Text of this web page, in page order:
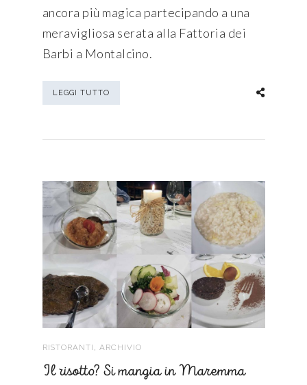
ancora più magica partecipando a una
meravigliosa serata alla Fattoria dei
Barbi a Montalcino.
LEGGI TUTTO
RISTORANTI , ARCHIVIO
Il risotto? Si mangia in Maremma